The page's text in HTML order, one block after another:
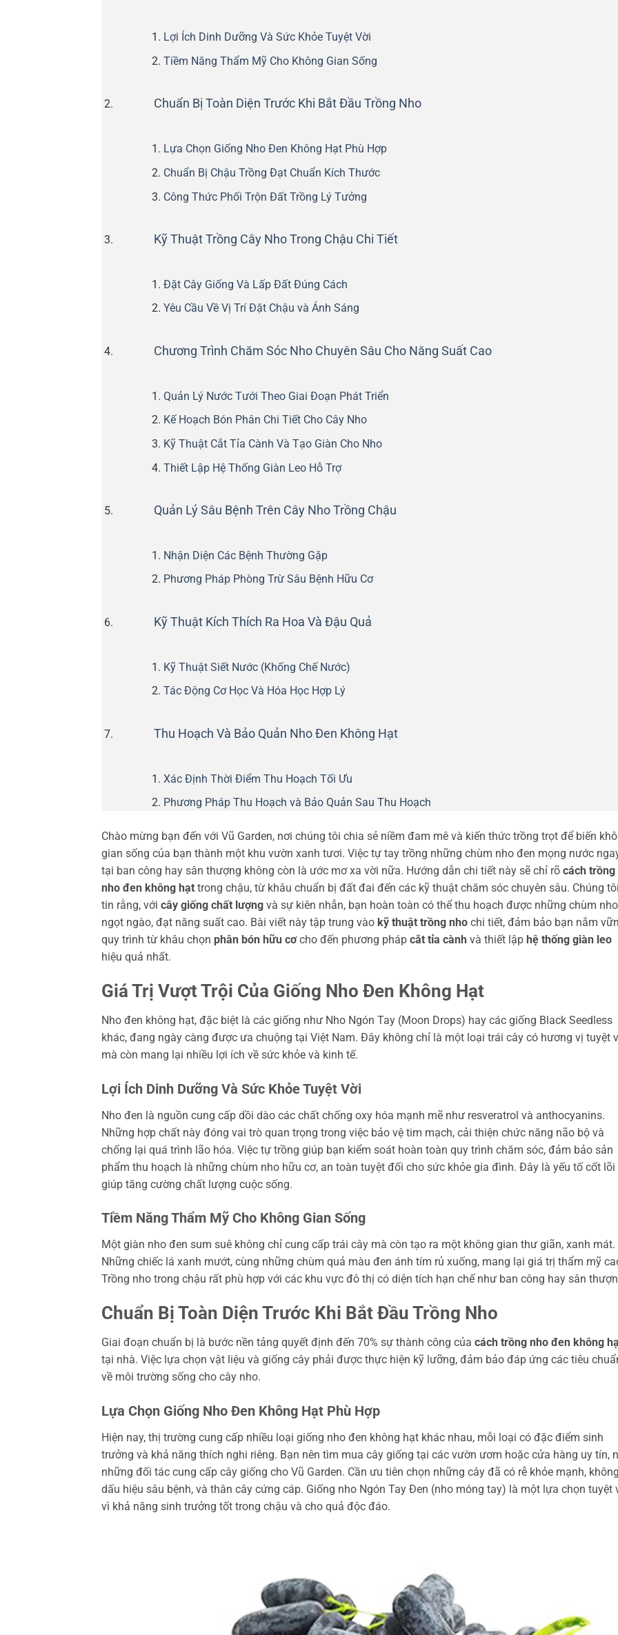
Lợi Ích Dinh Dưỡng Và Sức Khỏe Tuyệt Vời
Tiềm Năng Thẩm Mỹ Cho Không Gian Sống
Chuẩn Bị Toàn Diện Trước Khi Bắt Đầu Trồng Nho
Lựa Chọn Giống Nho Đen Không Hạt Phù Hợp
Chuẩn Bị Chậu Trồng Đạt Chuẩn Kích Thước
Công Thức Phối Trộn Đất Trồng Lý Tưởng
Kỹ Thuật Trồng Cây Nho Trong Chậu Chi Tiết
Đặt Cây Giống Và Lấp Đất Đúng Cách
Yêu Cầu Về Vị Trí Đặt Chậu và Ánh Sáng
Chương Trình Chăm Sóc Nho Chuyên Sâu Cho Năng Suất Cao
Quản Lý Nước Tưới Theo Giai Đoạn Phát Triển
Kế Hoạch Bón Phân Chi Tiết Cho Cây Nho
Kỹ Thuật Cắt Tỉa Cành Và Tạo Giàn Cho Nho
Thiết Lập Hệ Thống Giàn Leo Hỗ Trợ
Quản Lý Sâu Bệnh Trên Cây Nho Trồng Chậu
Nhận Diện Các Bệnh Thường Gặp
Phương Pháp Phòng Trừ Sâu Bệnh Hữu Cơ
Kỹ Thuật Kích Thích Ra Hoa Và Đậu Quả
Kỹ Thuật Siết Nước (Khống Chế Nước)
Tác Động Cơ Học Và Hóa Học Hợp Lý
Thu Hoạch Và Bảo Quản Nho Đen Không Hạt
Xác Định Thời Điểm Thu Hoạch Tối Ưu
Phương Pháp Thu Hoạch và Bảo Quản Sau Thu Hoạch
Chào mừng bạn đến với Vũ Garden, nơi chúng tôi chia sẻ niềm đam mê và kiến thức trồng trọt để biến
gian sống của bạn thành một khu vườn xanh tươi. Việc tự tay trồng những chùm nho đen mọng nước
tại ban công hay sân thượng không còn là ước mơ xa vời nữa. Hướng dẫn chi tiết này sẽ chỉ rõ cách trồng
nho đen không hạt trong chậu, từ khâu chuẩn bị đất đai đến các kỹ thuật chăm sóc chuyên sâu. Chúng tôi
tin rằng, với cây giống chất lượng và sự kiên nhẫn, bạn hoàn toàn có thể thu hoạch được những chùm nho
ngọt ngào, đạt năng suất cao. Bài viết này tập trung vào kỹ thuật trồng nho chi tiết, đảm bảo bạn nắm
quy trình từ khâu chọn phân bón hữu cơcho đến phương pháp cắt tỉa cành và thiết lập hệ thống giàn leo
hiệu quả nhất.
Giá Trị Vượt Trội Của Giống Nho Đen Không Hạt
Nho đen không hạt, đặc biệt là các giống như Nho Ngón Tay (Moon Drops) hay các giống Black Seedless
khác, đang ngày càng được ưa chuộng tại Việt Nam. Đây không chỉ là một loại trái cây có hương vị tuyệt
mà còn mang lại nhiều lợi ích về sức khỏe và kinh tế.
Lợi Ích Dinh Dưỡng Và Sức Khỏe Tuyệt Vời
Nho đen là nguồn cung cấp dồi dào các chất chống oxy hóa mạnh mẽ như resveratrol và anthocyanins.
Những hợp chất này đóng vai trò quan trọng trong việc bảo vệ tim mạch, cải thiện chức năng não bộ và
chống lại quá trình lão hóa. Việc tự trồng giúp bạn kiểm soát hoàn toàn quy trình chăm sóc, đảm bảo sản
phẩm thu hoạch là những chùm nho hữu cơ, an toàn tuyệt đối cho sức khỏe gia đình. Đây là yếu tố cốt lõi
giúp tăng cường chất lượng cuộc sống.
Tiềm Năng Thẩm Mỹ Cho Không Gian Sống
Một giàn nho đen sum suê không chỉ cung cấp trái cây mà còn tạo ra một không gian thư giãn, xanh mát.
Những chiếc lá xanh mướt, cùng những chùm quả màu đen ánh tím rủ xuống, mang lại giá trị thẩm mỹ
Trồng nho trong chậu rất phù hợp với các khu vực đô thị có diện tích hạn chế như ban công hay sân
Chuẩn Bị Toàn Diện Trước Khi Bắt Đầu Trồng Nho
Giai đoạn chuẩn bị là bước nền tảng quyết định đến 70% sự thành công của cách trồng nho đen không
tại nhà. Việc lựa chọn vật liệu và giống cây phải được thực hiện kỹ lưỡng, đảm bảo đáp ứng các tiêu
về môi trường sống cho cây nho.
Lựa Chọn Giống Nho Đen Không Hạt Phù Hợp
Hiện nay, thị trường cung cấp nhiều loại giống nho đen không hạt khác nhau, mỗi loại có đặc điểm sinh
trưởng và khả năng thích nghi riêng. Bạn nên tìm mua cây giống tại các vườn ươm hoặc cửa hàng uy tín,
những đối tác cung cấp cây giống cho Vũ Garden. Cần ưu tiên chọn những cây đã có rễ khỏe mạnh,
dấu hiệu sâu bệnh, và thân cây cứng cáp. Giống nho Ngón Tay Đen (nho móng tay) là một lựa chọn tuyệt
vì khả năng sinh trưởng tốt trong chậu và cho quả độc đáo.